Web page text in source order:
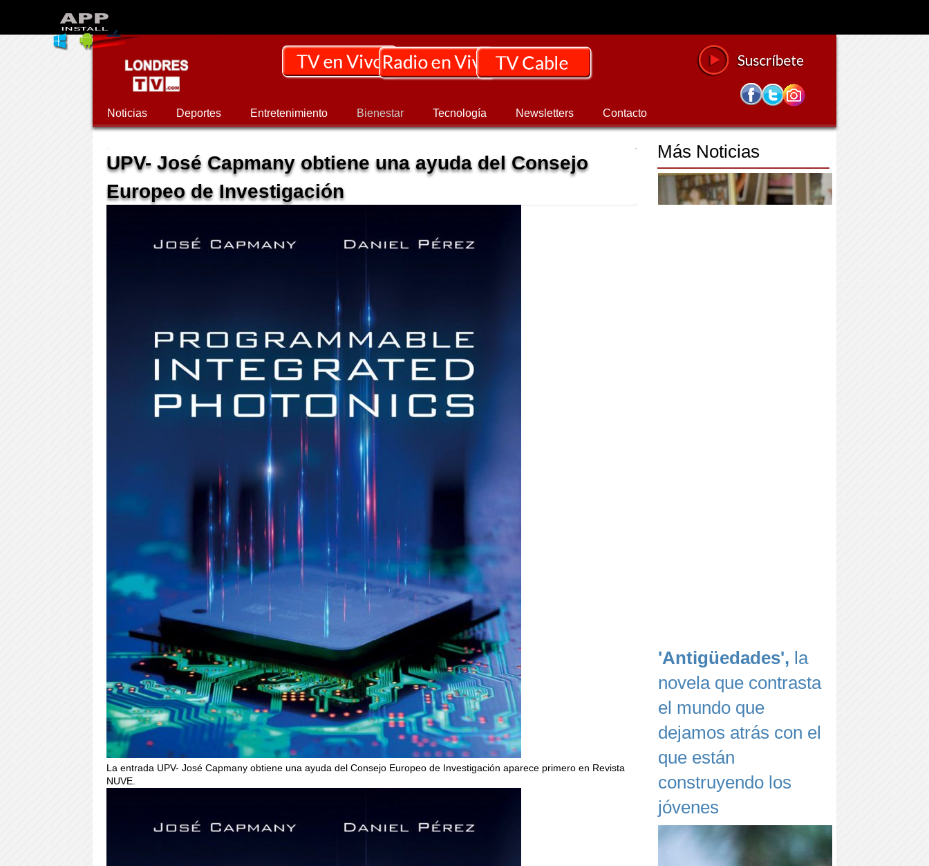
Noticias Deportes Entretenimiento Bienestar Tecnología Newsletters Contacto
UPV- José Capmany obtiene una ayuda del Consejo
Europeo de Investigación
La entrada UPV- José Capmany obtiene una ayuda del Consejo Europeo de Investigación aparece primero en Revista
NUVE.
Más Noticias
'Antigüedades', la
novela que contrasta
el mundo que
dejamos atrás con el
que están
construyendo los
jóvenes